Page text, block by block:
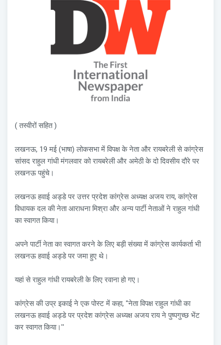
( तस्वीरों सहित )
लखनऊ, 19 मई (भाषा) लोकसभा में विपक्ष के नेता और रायबरेली से कांग्रेस
सांसद राहुल गांधी मंगलवार को रायबरेली और अमेठी के दो दिवसीय दौरे पर
लखनऊ पहुंचे।
लखनऊ हवाई अड्डे पर उत्तर प्रदेश कांग्रेस अध्यक्ष अजय राय, कांग्रेस
विधायक दल की नेता आराधना मिश्रा और अन्य पार्टी नेताओं ने राहुल गांधी
का स्वागत किया।
अपने पार्टी नेता का स्वागत करने के लिए बड़ी संख्या में कांग्रेस कार्यकर्ता भी
लखनऊ हवाई अड्डे पर जमा हुए थे।
यहां से राहुल गांधी रायबरेली के लिए रवाना हो गए।
कांग्रेस की उप्र इकाई ने एक पोस्ट में कहा, "नेता विपक्ष राहुल गांधी का
लखनऊ हवाई अड्डे पर प्रदेश कांग्रेस अध्यक्ष अजय राय ने पुष्पगुच्छ भेंट
कर स्वागत किया।''